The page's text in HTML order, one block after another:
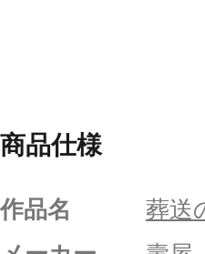
商品仕様
作品名
葬送